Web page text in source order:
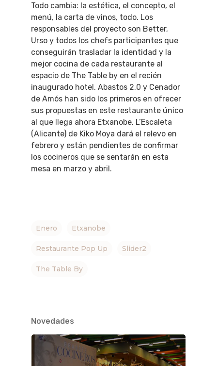
Todo cambia: la estética, el concepto, el
menú, la carta de vinos, todo. Los
responsables del proyecto son Better,
Urso y todos los chefs participantes que
conseguirán trasladar la identidad y la
mejor cocina de cada restaurante al
espacio de The Table by en el recién
inaugurado hotel. Abastos 2.0 y Cenador
de Amós han sido los primeros en ofrecer
sus propuestas en este restaurante único
al que llega ahora Etxanobe. L’Escaleta
(Alicante) de Kiko Moya dará el relevo en
febrero y están pendientes de confirmar
los cocineros que se sentarán en esta
mesa en marzo y abril.
Enero Etxanobe
Restaurante Pop Up Slider2
The Table By
Novedades